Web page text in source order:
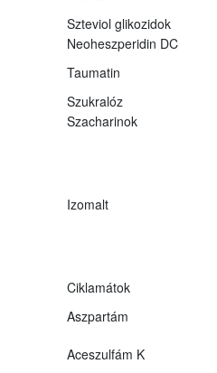
Szteviol glikozidok
Neoheszperidin DC
Taumatin
Szukralóz
Szacharinok
Izomalt
Ciklamátok
Aszpartám
Aceszulfám K